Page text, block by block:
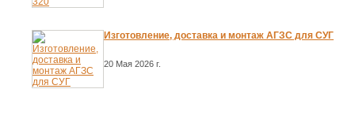
Изготовление, доставка и монтаж АГЗС для СУГ
20 Мая 2026 г.